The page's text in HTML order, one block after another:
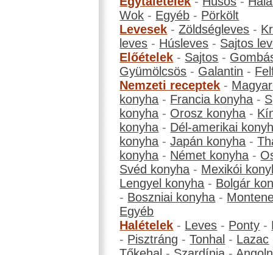
Wok - Egyéb - Pörkölt
Levesek -Zöldségleves -
leves - Húsleves - Sajtos
Előételek - Sajtos -
Gyümölcsös - Galantin -
Nemzeti receptek -
konyha - Francia konyha -
konyha - Orosz konyha -
konyha - Dél-amerikai
konyha -Japán konyha -
konyha - Német konyha -
Svéd konyha - Mexikói
Lengyel konyha - Bolgár
- Boszniai konyha -
Egyéb
Halételek - Leves - Ponty -
- Pisztráng -Tonhal - Lazac